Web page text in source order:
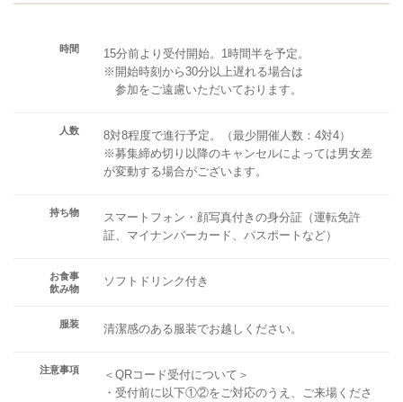
時間
15分前より受付開始。1時間半を予定。
※開始時刻から30分以上遅れる場合は
参加をご遠慮いただいております。
人数
8対8程度で進行予定。（最少開催人数：4対4）
※募集締め切り以降のキャンセルによっては男女差
が変動する場合がございます。
持ち物
スマートフォン・顔写真付きの身分証（運転免許
証、マイナンバーカード、パスポートなど）
お食事
飲み物
ソフトドリンク付き
服装 清潔感のある服装でお越しください。
注意事項
＜QRコード受付について＞
・受付前に以下①②をご対応のうえ、ご来場くださ